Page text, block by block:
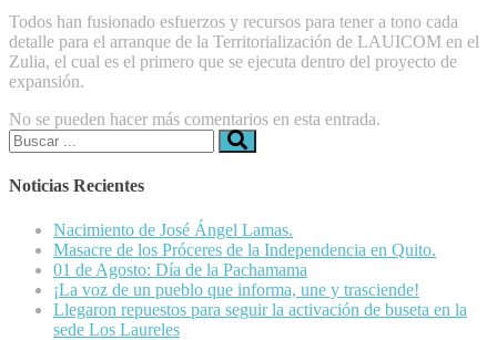
Todos han fusionado esfuerzos y recursos para tener a tono cada
detalle para el arranque de la Territorialización de LAUICOM en el
Zulia, el cual es el primero que se ejecuta dentro del proyecto de
expansión.
No se pueden hacer más comentarios en esta entrada.
Buscar:
Noticias Recientes
Nacimiento de José Ángel Lamas.
Masacre de los Próceres de la Independencia en Quito.
01 de Agosto: Día de la Pachamama
¡La voz de un pueblo que informa, une y trasciende!
Llegaron repuestos para seguir la activación de buseta en la
sede Los Laureles